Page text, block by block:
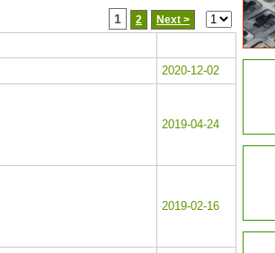
1 2
Next >
2020-12-02
2019-04-24
2019-02-16